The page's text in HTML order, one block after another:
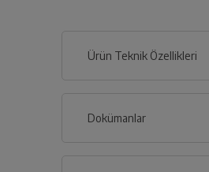
Ürün Teknik Özellikleri
Dokümanlar